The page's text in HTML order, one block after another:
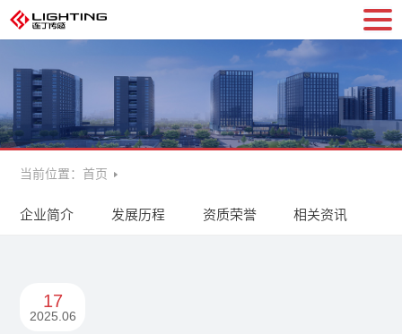
企业简介 发展历程 资质荣誉 相关资讯
当前位置： 首页
17
2025.06